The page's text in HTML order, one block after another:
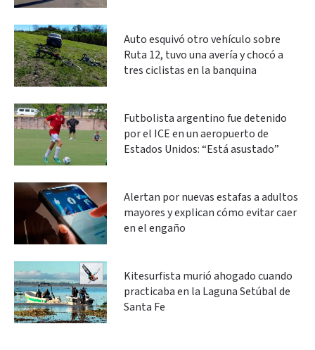
Auto esquivó otro vehículo sobre
Ruta 12, tuvo una avería y chocó a
tres ciclistas en la banquina
Futbolista argentino fue detenido
por el ICE en un aeropuerto de
Estados Unidos: “Está asustado”
Alertan por nuevas estafas a adultos
mayores y explican cómo evitar caer
en el engaño
Kitesurfista murió ahogado cuando
practicaba en la Laguna Setúbal de
Santa Fe